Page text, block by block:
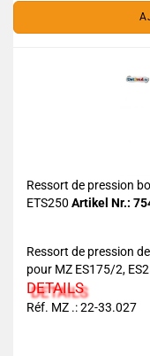
Ressort de pression
ETS250 Artikel Nr.:
Ressort de pression
pour MZ ES175/2,
DETAILS
Réf. MZ .: 22-33.027